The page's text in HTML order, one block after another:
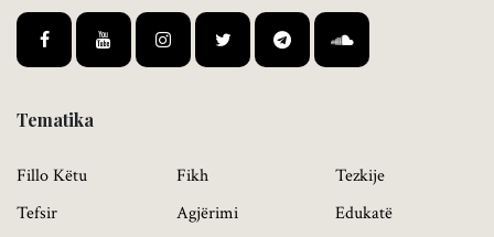
Tematika
Fillo Këtu
Tefsir
Fikh
Agjërimi
Tezkije
Edukatë